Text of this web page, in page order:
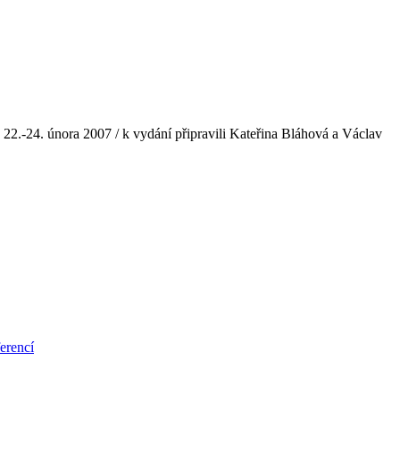
24. února 2007 / k vydání připravili Kateřina Bláhová a Václav